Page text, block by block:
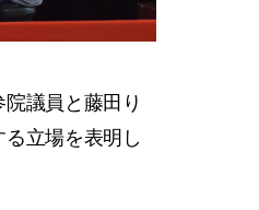
議員と藤田り
立場を表明し